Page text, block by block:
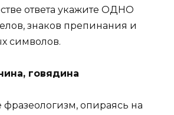
ответа укажите ОДНО
знаков препинания и
символов.
говядина
опираясь на